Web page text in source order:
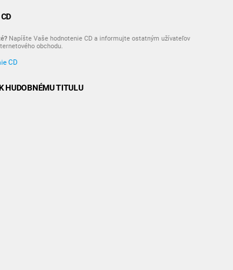
Napíšte Vaše hodnotenie CD a informujte ostatným užívateľov
obchodu.
CD
HUDOBNÉMU TITULU